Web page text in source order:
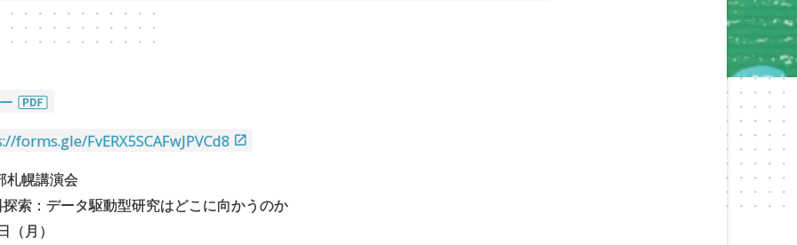
forms.gle/FvERX5SCAFwJPVCd8
札幌講演会
索：データ駆動型研究はどこに向かうのか
月）